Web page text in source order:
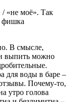
«не моё». Так
фишка
В смысле,
выпить можно
для воды в баре –
Почему-то,
утро голова